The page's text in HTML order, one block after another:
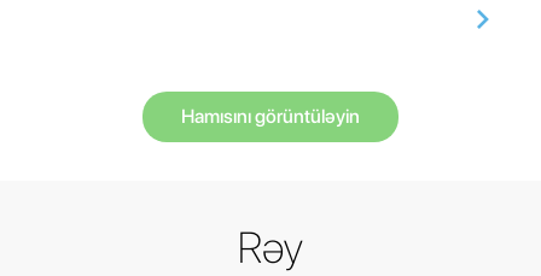
Hamısını görüntüləyin
Rəy